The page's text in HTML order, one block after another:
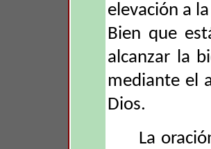
elevación a
Bien que
alcanzar la
mediante el
Dios.
La